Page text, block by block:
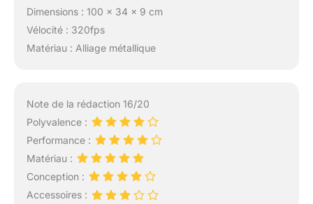
Dimensions : 100 x 34 x 9 cm
Vélocité : 320fps
Matériau : Alliage métallique
Note de la rédaction 16/20
Polyvalence :
Performance :
Matériau :
Conception :
Accessoires :